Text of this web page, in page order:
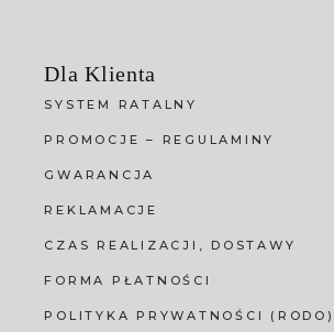
Dla Klienta
SYSTEM RATALNY
PROMOCJE – REGULAMINY
GWARANCJA
REKLAMACJE
CZAS REALIZACJI, DOSTAWY
FORMA PŁATNOŚCI
POLITYKA PRYWATNOŚCI (RODO)